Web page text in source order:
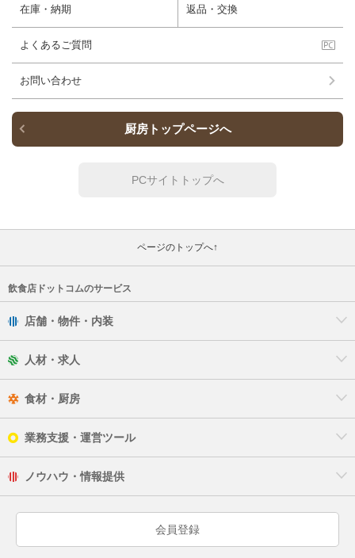
在庫・納期 返品・交換
よくあるご質問
お問い合わせ
厨房トップページへ
PCサイトトップへ
ページのトップへ↑
飲食店ドットコムのサービス
店舗・物件・内装
人材・求人
食材・厨房
業務支援・運営ツール
ノウハウ・情報提供
会員登録